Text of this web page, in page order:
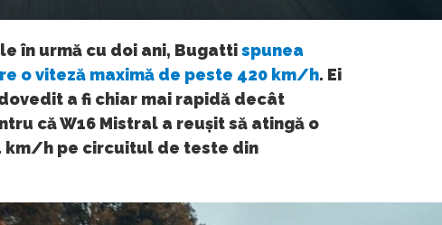
în urmă cu doi ani, Bugattispunea
o viteză maximă de peste 420 km/h. Ei
a fi chiar mai rapidă decât
că W16 Mistral a reușit să atingă o
km/h pe circuitul de teste din